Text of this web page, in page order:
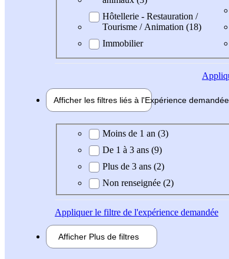
Hôtellerie - Restauration /
Tourisme / Animation (18)
Immobilier
Afficher les filtres liés à l'Expérience demandée
Expérience demandée
Moins de 1 an (3)
De 1 à 3 ans (9)
Plus de 3 ans (2)
Non renseignée (2)
Appliquerle filtre de l'expérience demandée
Afficher Plus de filtres